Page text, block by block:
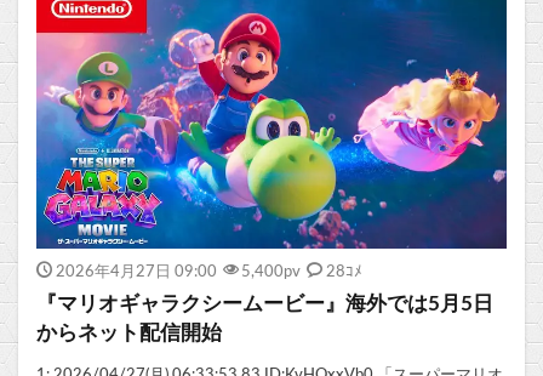
2026年4月27日 09:00 5,400pv 28ｺﾒ
『マリオギャラクシームービー』海外では5月5日
からネット配信開始